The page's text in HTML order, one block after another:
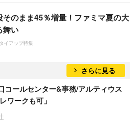
そのまま45％増量！ファミマ夏の大
舞い
イアップ特集
さらに見る
コールセンター&事務/アルティウス
ワークも可」